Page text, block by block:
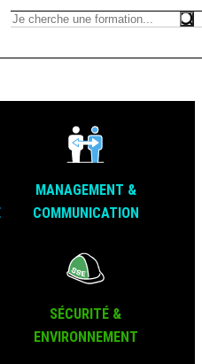
MANAGEMENT &
COMMUNICATION
SÉCURITÉ &
ENVIRONNEMENT